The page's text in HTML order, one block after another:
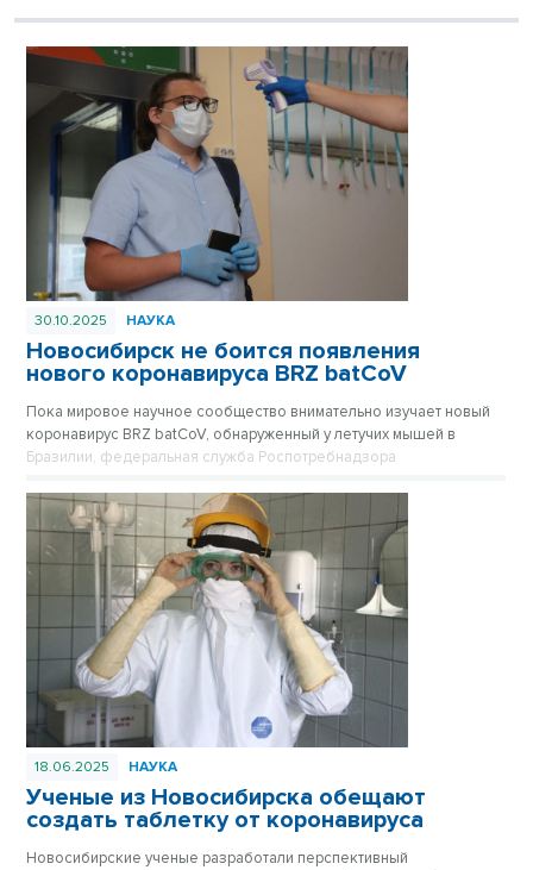
30.10.2025 НАУКА
Новосибирск не боится появления
нового коронавируса BRZ batCoV
Пока мировое научное сообщество внимательно изучает новый
коронавирус BRZ batCoV, обнаруженный у летучих мышей в
Бразилии, федеральная служба Роспотребнадзора
оперативном контроле.
18.06.2025 НАУКА
Ученые из Новосибирска обещают
создать таблетку от коронавируса
Новосибирские ученые разработали перспективный